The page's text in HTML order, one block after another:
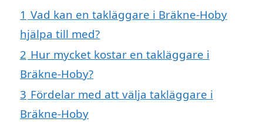
1 Vad kan en takläggare i Bräkne-Hoby
hjälpa till med?
2 Hur mycket kostar en takläggare i
Bräkne-Hoby?
3 Fördelar med att välja takläggare i
Bräkne-Hoby